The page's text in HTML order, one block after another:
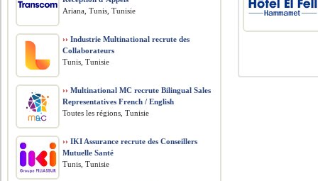
Ariana, Tunis, Tunisie
›› Industrie Multinational recrute des
Collaborateurs
Tunis, Tunisie
›› Multinational MC recrute Bilingual Sales
Representatives French / English
Toutes les régions, Tunisie
›› IKI Assurance recrute des Conseillers
Mutuelle Santé
Tunis, Tunisie